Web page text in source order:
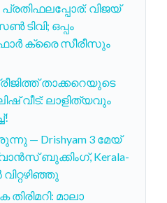
പ്രതിഫലപ്പോര്: വിജയ്
ടിവി; ഒപ്പം
ക്രൈ സീരീസും
താക്കറെയുടെ
വീട്: ലാളിത്യവും
— Drishyam 3 മേയ്
ബുക്കിംഗ്, Kerala-
വിറ്റഴിഞ്ഞു
മാലാ